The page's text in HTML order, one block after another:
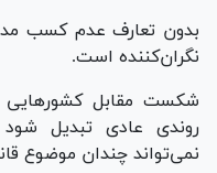
بدون تعارف عدم کسب
نگران‌کننده است.
شکست مقابل کشور‌هایی
روندی عادی تبدیل
نمی‌تواند چندان موضوع